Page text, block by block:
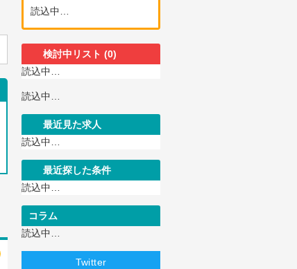
読込中…
検討中リスト (0)
読込中…
読込中…
最近見た求人
読込中…
最近探した条件
読込中…
コラム
読込中…
Twitter